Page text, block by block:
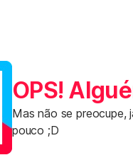
OPS!
Mas não se preocupe,
pouco ;D